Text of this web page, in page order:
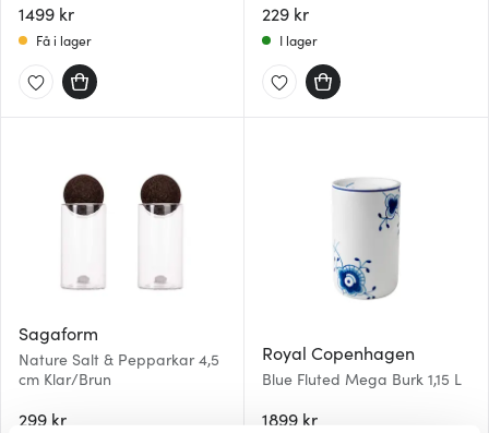
1499 kr
Få i lager
229 kr
I lager
Sagaform
Nature Salt & Pepparkar 4,5
cm Klar/Brun
299 kr
Royal Copenhagen
Blue Fluted Mega Burk 1,15 L
1899 kr